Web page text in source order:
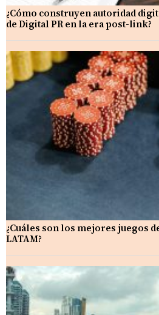
¿Cómo construyen autoridad
de Digital PR en la era post-link?
¿Cuáles son los mejores juegos
LATAM?